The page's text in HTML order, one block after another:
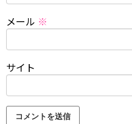
メール ※
サイト